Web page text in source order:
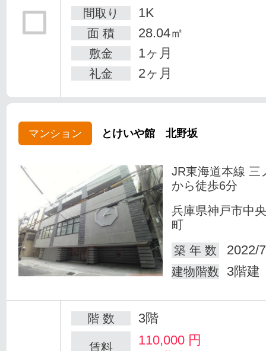
間取り
1K
面 積 28.04㎡
敷金 1ヶ月
礼金 2ヶ月
マンション とけいや館 北野坂
JR東海道本線 三
から徒歩6分
兵庫県神戸市中
町
築 年 数
2022/
建物階数 3階建
階 数 3階
賃料 110,000 円